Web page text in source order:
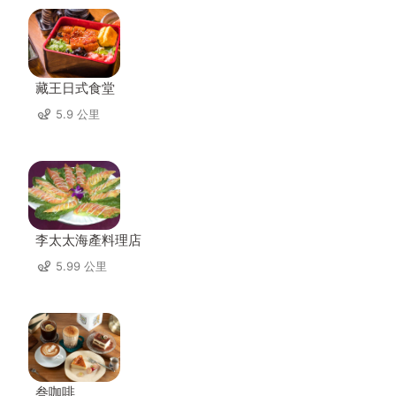
藏王日式食堂
5.9 公里
李太太海產料理店
5.99 公里
叁咖啡